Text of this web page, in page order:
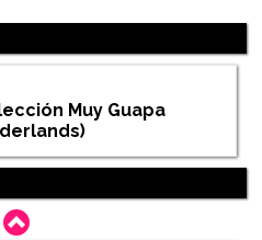
Muy Guapa
)